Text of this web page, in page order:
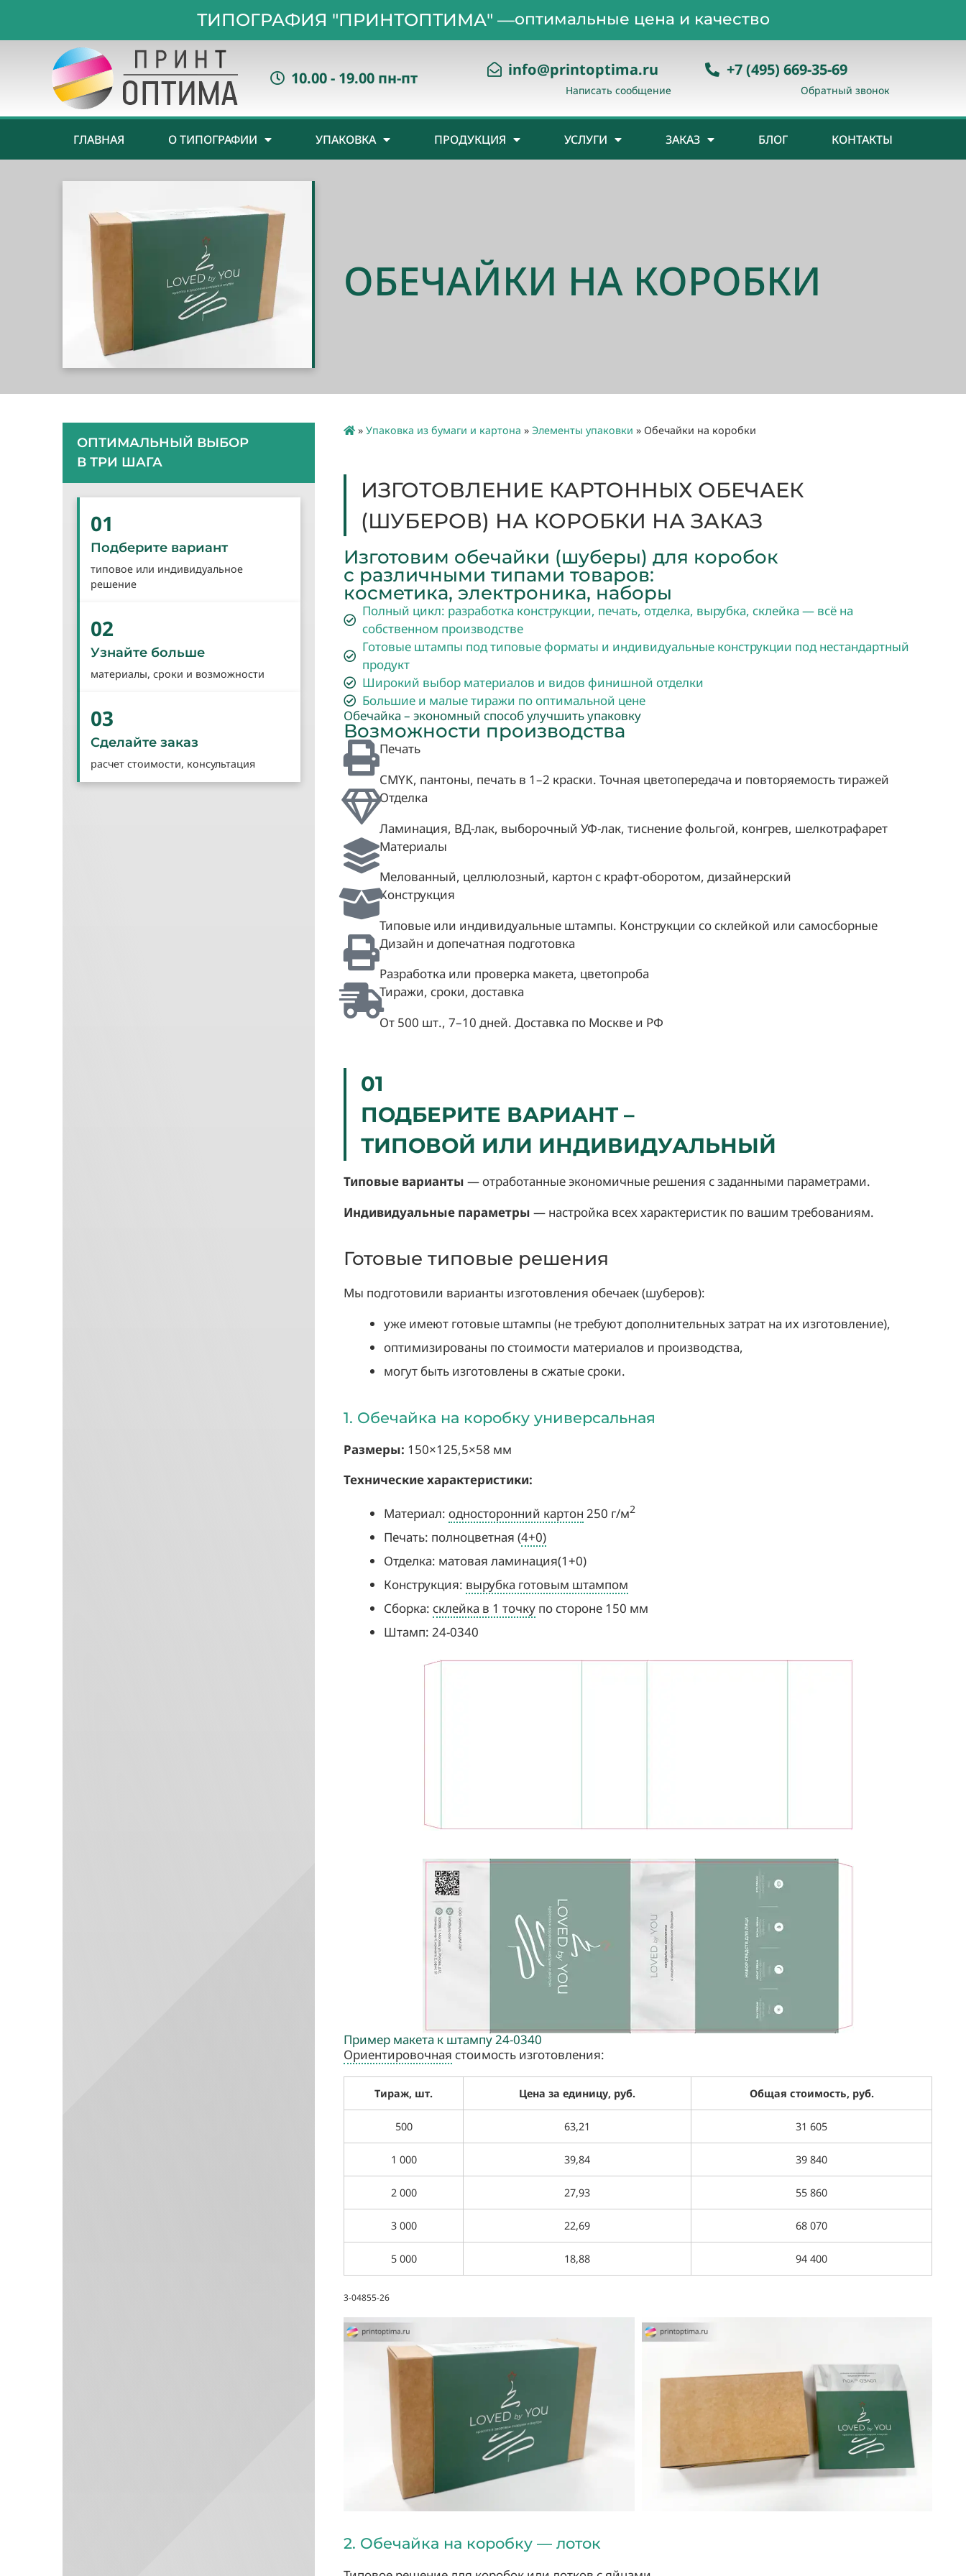
ТИПОГРАФИЯ "ПРИНТОПТИМА" —оптимальные цена и качество
10.00 - 19.00 пн-пт info@printoptima.ru
Написать сообщение
+7 (495) 669-35-69
Обратный звонок
ГЛАВНАЯ О ТИПОГРАФИИ УПАКОВКА ПРОДУКЦИЯ УСЛУГИ ЗАКАЗ БЛОГ КОНТАКТЫ
ОБЕЧАЙКИ НА КОРОБКИ
ОПТИМАЛЬНЫЙ ВЫБОР
В ТРИ ШАГА
01
Подберите вариант
типовое или индивидуальное
решение
02
Узнайте больше
материалы, сроки и возможности
03
Сделайте заказ
расчет стоимости, консультация
» Упаковка из бумаги и картона » Элементы упаковки » Обечайки на коробки
ИЗГОТОВЛЕНИЕ КАРТОННЫХ ОБЕЧАЕК
(ШУБЕРОВ) НА КОРОБКИ НА ЗАКАЗ
Изготовим обечайки (шуберы) для коробок
с различными типами товаров:
косметика, электроника, наборы
Полный цикл: разработка конструкции, печать, отделка, вырубка, склейка — всё на
собственном производстве
Готовые штампы под типовые форматы и индивидуальные конструкции под нестандартный
продукт
Широкий выбор материалов и видов финишной отделки
Большие и малые тиражи по оптимальной цене
Обечайка – экономный способ улучшить упаковку
Возможности производства
Печать
CMYK, пантоны, печать в 1–2 краски. Точная цветопередача и повторяемость тиражей
Отделка
Ламинация, ВД-лак, выборочный УФ-лак, тиснение фольгой, конгрев, шелкотрафарет
Материалы
Мелованный, целлюлозный, картон с крафт-оборотом, дизайнерский
Конструкция
Типовые или индивидуальные штампы. Конструкции со склейкой или самосборные
Дизайн и допечатная подготовка
Разработка или проверка макета, цветопроба
Тиражи, сроки, доставка
От 500 шт., 7–10 дней. Доставка по Москве и РФ
01
ПОДБЕРИТЕ ВАРИАНТ –
ТИПОВОЙ ИЛИ ИНДИВИДУАЛЬНЫЙ
Типовые варианты — отработанные экономичные решения с заданными параметрами.
Индивидуальные параметры — настройка всех характеристик по вашим требованиям.
Готовые типовые решения
Мы подготовили варианты изготовления обечаек (шуберов):
уже имеют готовые штампы (не требуют дополнительных затрат на их изготовление),
оптимизированы по стоимости материалов и производства,
могут быть изготовлены в сжатые сроки.
1. Обечайка на коробку универсальная
Размеры: 150×125,5×58 мм
Технические характеристики:
Материал: односторонний картон 250 г/м2
Печать: полноцветная (4+0)
Отделка: матовая ламинация(1+0)
Конструкция: вырубка готовым штампом
Сборка: склейка в 1 точку по стороне 150 мм
Штамп: 24-0340
Пример макета к штампу 24-0340
Ориентировочная стоимость изготовления:
Тираж, шт. Цена за единицу, руб. Общая стоимость, руб.
500 63,21 31 605
1 000 39,84 39 840
2 000 27,93 55 860
3 000 22,69 68 070
5 000 18,88 94 400
3-04855-26
2. Обечайка на коробку — лоток